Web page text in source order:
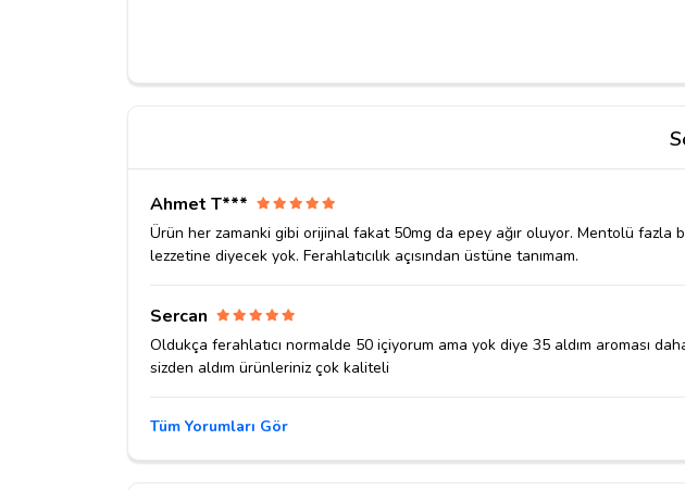
Ahmet T***
Ürün her zamanki gibi orijinal fakat 50mg da epey ağır oluyor. Mentolü fazla
lezzetine diyecek yok. Ferahlatıcılık açısından üstüne tanımam.
Sercan
Oldukça ferahlatıcı normalde 50 içiyorum ama yok diye 35 aldım aroması
sizden aldım ürünleriniz çok kaliteli
Tüm Yorumları Gör